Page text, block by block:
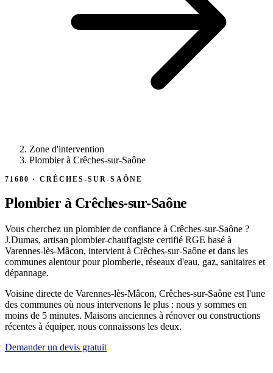
Zone d'intervention
Plombier à Crêches-sur-Saône
71680 · CRÊCHES-SUR-SAÔNE
Plombierà Crêches-sur-Saône
Vous cherchez un plombier de confiance à Crêches-sur-Saône ?
J.Dumas, artisan plombier-chauffagiste certifié RGE basé à
Varennes-lès-Mâcon, intervient à Crêches-sur-Saône et dans les
communes alentour pour plomberie, réseaux d'eau, gaz, sanitaires et
dépannage.
Voisine directe de Varennes-lès-Mâcon, Crêches-sur-Saône est l'une
des communes où nous intervenons le plus : nous y sommes en
moins de 5 minutes. Maisons anciennes à rénover ou constructions
récentes à équiper, nous connaissons les deux.
Demander un devis gratuit